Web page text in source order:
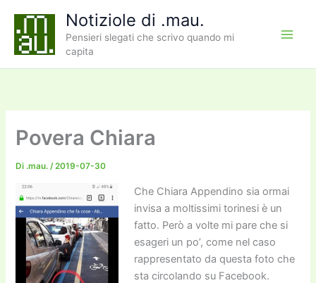
contenuto
Notiziole di .mau.
Pensieri slegati che scrivo quando mi
capita
Povera Chiara
Di .mau./2019-07-30
Che Chiara Appendino sia ormai
invisa a moltissimi torinesi è un
fatto. Però a volte mi pare che si
esageri un po’, come nel caso
rappresentato da questa foto che
sta circolando su Facebook.